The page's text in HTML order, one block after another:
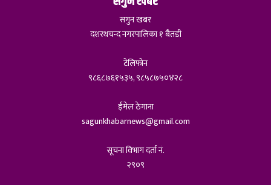
सगुन खबर
दशरथचन्द नगरपालिका १ बैतडी
टेलिफोन
९८६८७६१५३५, ९८५८७५०४२८
ईमेल ठेगाना
sagunkhabarnews@gmail.com
सूचना विभाग दर्ता नं.
२९०९